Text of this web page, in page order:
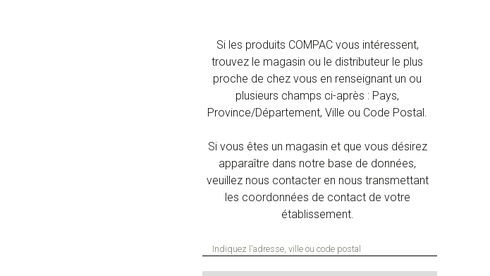
Si les produits COMPAC vous intéressent,
trouvez le magasin ou le distributeur le plus
proche de chez vous en renseignant un ou
plusieurs champs ci-après : Pays,
Province/Département, Ville ou Code Postal.
Si vous êtes un magasin et que vous désirez
apparaître dans notre base de données,
veuillez nous contacter en nous transmettant
les coordonnées de contact de votre
établissement.